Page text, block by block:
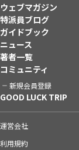
ウェブマガジン
特派員ブログ
ガイドブック
ニュース
著者一覧
コミュニティ
新規会員登録
GOOD LUCK TRIP
運営会社
利用規約